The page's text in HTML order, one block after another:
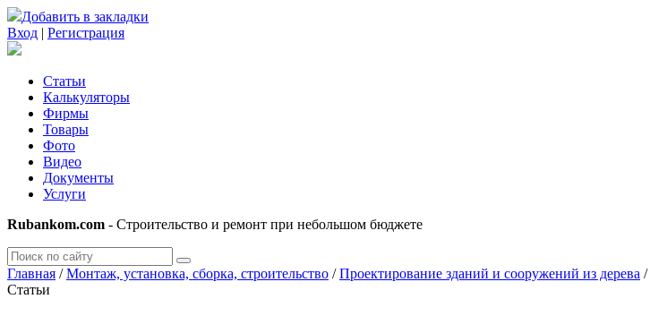
Добавить в закладки
Вход | Регистрация
Статьи
Калькуляторы
Фирмы
Товары
Фото
Видео
Документы
Услуги
Rubankom.com - Строительство и ремонт при небольшом бюджете
Главная /Монтаж, установка, сборка, строительство /Проектирование зданий и сооружений из дерева /
Статьи